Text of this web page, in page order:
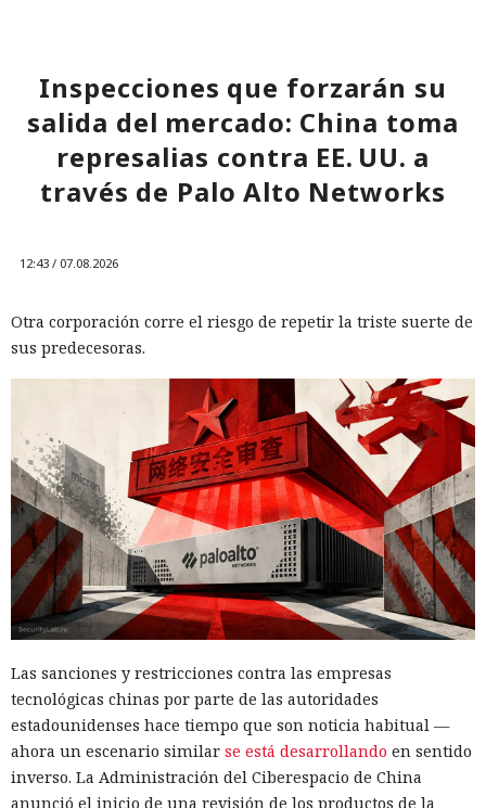
nivel de acceso puede ejecutar el navegador de forma
automática.
Inspecciones que forzarán su
salida del mercado: China toma
represalias contra EE. UU. a
través de Palo Alto Networks
12:43 / 07.08.2026
Otra corporación corre el riesgo de repetir la triste suerte de
sus predecesoras.
Las sanciones y restricciones contra las empresas
tecnológicas chinas por parte de las autoridades
estadounidenses hace tiempo que son noticia habitual —
ahora un escenario similar se está desarrollando en sentido
inverso. La Administración del Ciberespacio de China
anunció el inicio de una revisión de los productos de la